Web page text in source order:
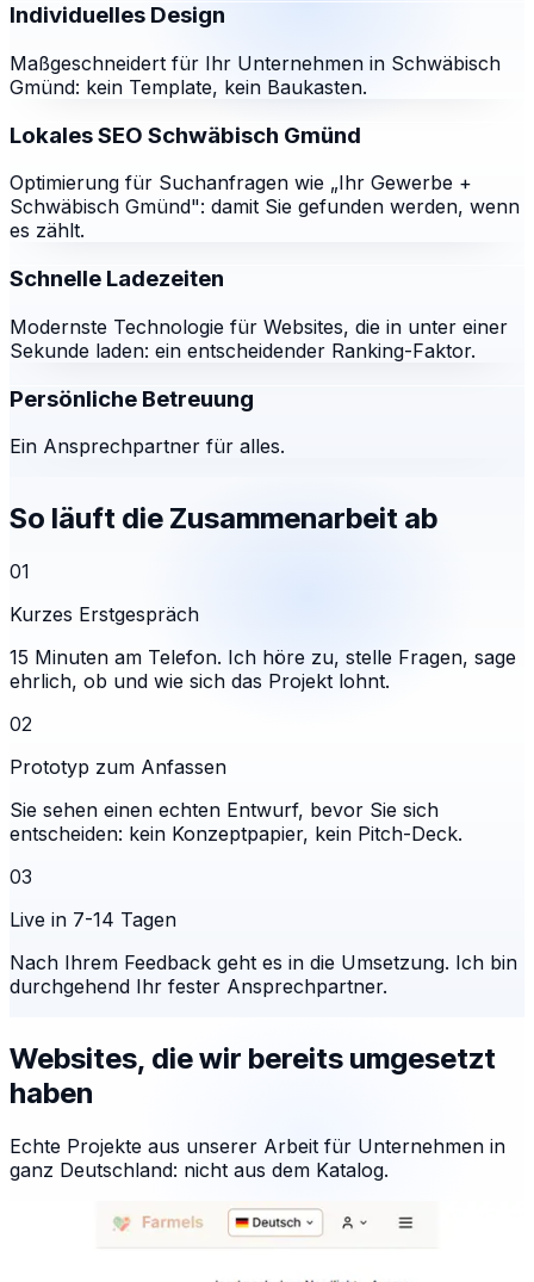
Individuelles Design
Maßgeschneidert für Ihr Unternehmen in Schwäbisch
Gmünd: kein Template, kein Baukasten.
Lokales SEO Schwäbisch Gmünd
Optimierung für Suchanfragen wie „Ihr Gewerbe +
Schwäbisch Gmünd": damit Sie gefunden werden, wenn
es zählt.
Schnelle Ladezeiten
Modernste Technologie für Websites, die in unter einer
Sekunde laden: ein entscheidender Ranking-Faktor.
Persönliche Betreuung
Ein Ansprechpartner für alles.
So läuft die Zusammenarbeit ab
01
Kurzes Erstgespräch
15 Minuten am Telefon. Ich höre zu, stelle Fragen, sage
ehrlich, ob und wie sich das Projekt lohnt.
02
Prototyp zum Anfassen
Sie sehen einen echten Entwurf, bevor Sie sich
entscheiden: kein Konzeptpapier, kein Pitch-Deck.
03
Live in 7-14 Tagen
Nach Ihrem Feedback geht es in die Umsetzung. Ich bin
durchgehend Ihr fester Ansprechpartner.
Websites, die wir bereits umgesetzt
haben
Echte Projekte aus unserer Arbeit für Unternehmen in
ganz Deutschland: nicht aus dem Katalog.